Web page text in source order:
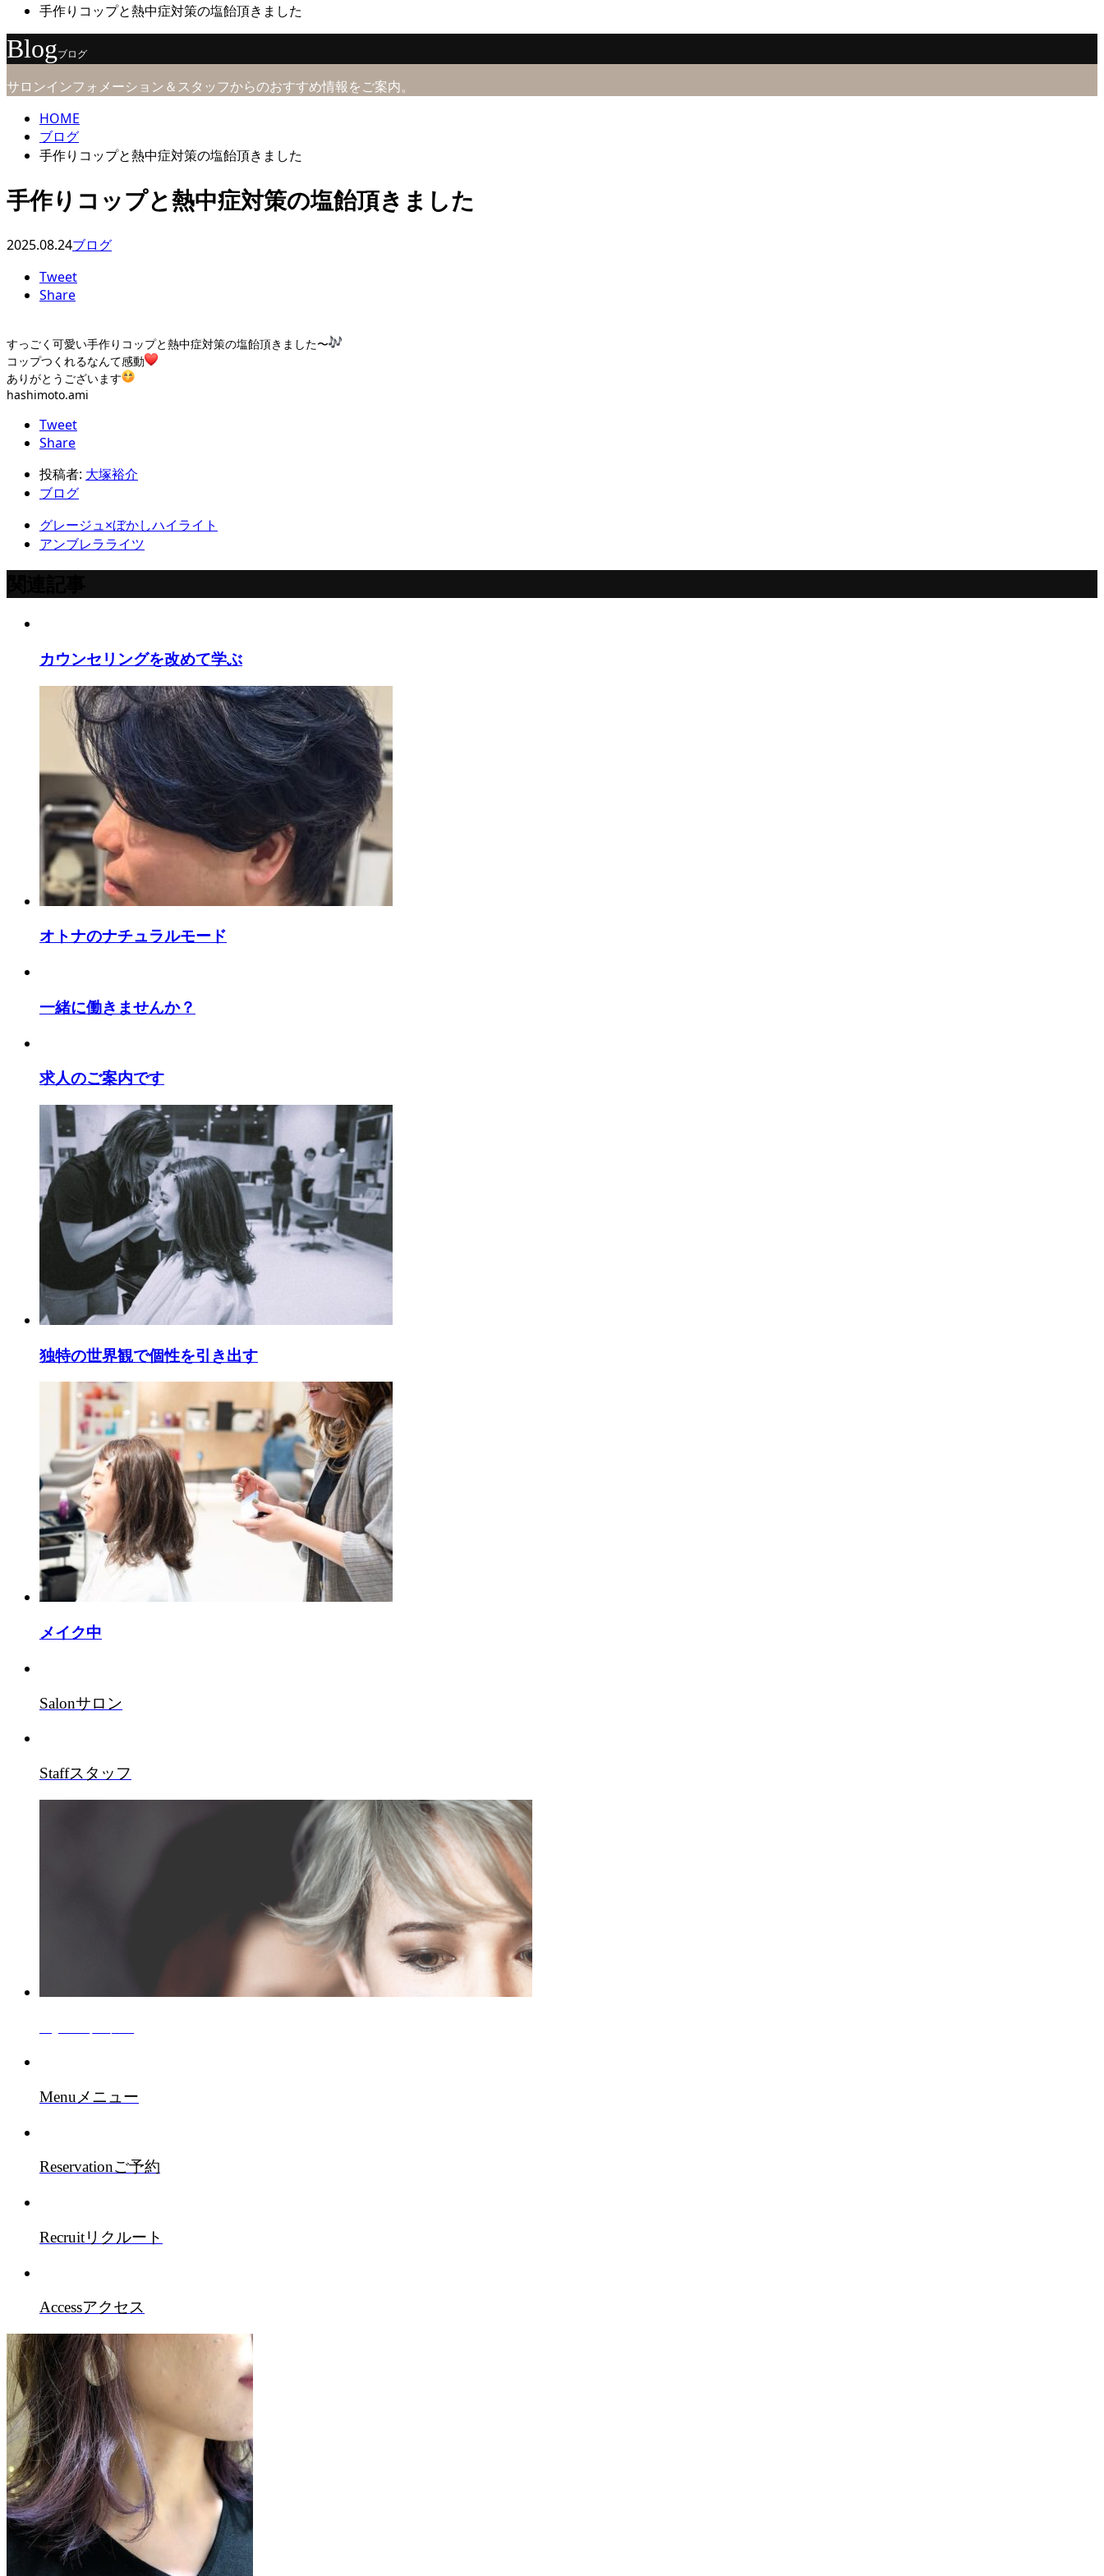
手作りコップと熱中症対策の塩飴頂きました
Blogブログ
サロンインフォメーション＆スタッフからのおすすめ情報をご案内。
HOME
ブログ
手作りコップと熱中症対策の塩飴頂きました
手作りコップと熱中症対策の塩飴頂きました
2025.08.24ブログ
Tweet
Share
すっごく可愛い手作りコップと熱中症対策の塩飴頂きました〜
コップつくれるなんて感動
ありがとうございます
hashimoto.ami
Tweet
Share
投稿者: 大塚裕介
ブログ
グレージュ×ぼかしハイライト
アンブレラライツ
カウンセリングを改めて学ぶ
オトナのナチュラルモード
一緒に働きませんか？
求人のご案内です
独特の世界観で個性を引き出す
メイク中
Salonサロン
Staffスタッフ
Menu メニュー
Reservationご予約
Recruitリクルート
Accessアクセス